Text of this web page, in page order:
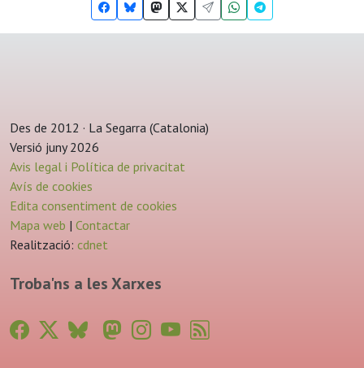
Des de 2012 · La Segarra (Catalonia)
Versió juny 2026
Avis legal i Política de privacitat
Avís de cookies
Edita consentiment de cookies
Mapa web | Contactar
Realització: cdnet
Troba'ns a les Xarxes